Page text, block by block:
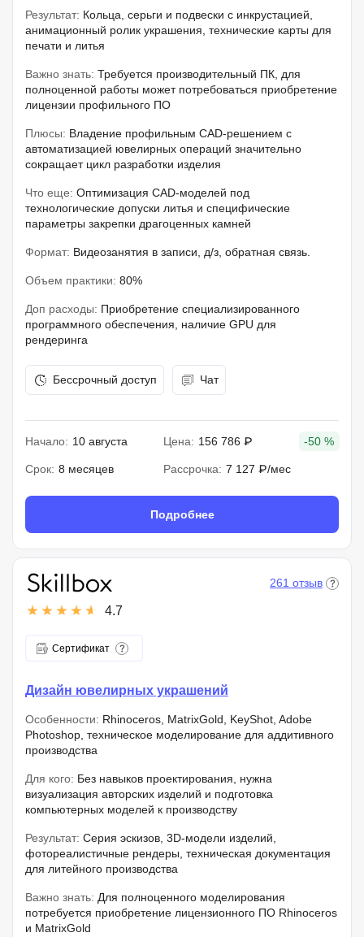
Результат: Кольца, серьги и подвески с инкрустацией,
анимационный ролик украшения, технические карты для
печати и литья
Важно знать: Требуется производительный ПК, для
полноценной работы может потребоваться приобретение
лицензии профильного ПО
Плюсы: Владение профильным CAD-решением с
автоматизацией ювелирных операций значительно
сокращает цикл разработки изделия
Что еще: Оптимизация CAD-моделей под
технологические допуски литья и специфические
параметры закрепки драгоценных камней
Формат: Видеозанятия в записи, д/з, обратная связь.
Объем практики: 80%
Доп расходы: Приобретение специализированного
программного обеспечения, наличие GPU для
рендеринга
Бессрочный доступ Чат
Начало: 10 августа Цена: 156 786 ₽ -50 %
Срок: 8 месяцев Рассрочка: 7 127 ₽/мес
Подробнее
4.7
261 отзыв
Сертификат
Дизайн ювелирных украшений
Особенности: Rhinoceros, MatrixGold, KeyShot, Adobe
Photoshop, техническое моделирование для аддитивного
производства
Для кого: Без навыков проектирования, нужна
визуализация авторских изделий и подготовка
компьютерных моделей к производству
Результат: Серия эскизов, 3D-модели изделий,
фотореалистичные рендеры, техническая документация
для литейного производства
Важно знать: Для полноценного моделирования
потребуется приобретение лицензионного ПО Rhinoceros
и MatrixGold